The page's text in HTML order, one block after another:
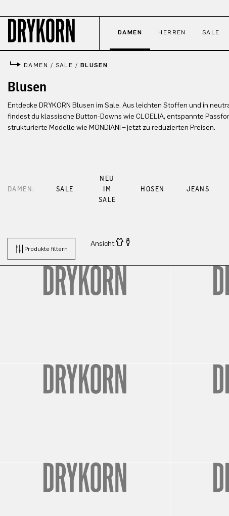
DAMEN HERREN SALE
DAMEN / SALE / BLUSEN
Blusen
Entdecke DRYKORN Blusen im Sale. Aus leichten Stoffen und in
findest du klassische Button-Downs wie CLOELIA, entspannte
strukturierte Modelle wie MONDIANI – jetzt zu reduzierten Preisen.
DAMEN: SALE
NEU
IM
SALE
HOSEN JEANS
Produkte filtern
Ansicht: